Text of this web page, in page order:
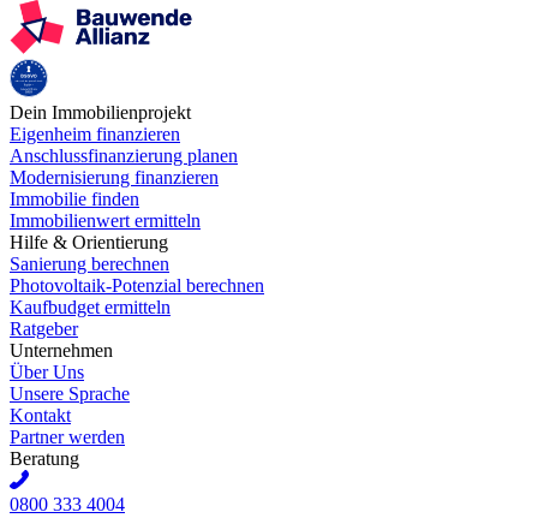
Dein Immobilienprojekt
Eigenheim finanzieren
Anschlussfinanzierung planen
Modernisierung finanzieren
Immobilie finden
Immobilienwert ermitteln
Hilfe & Orientierung
Sanierung berechnen
Photovoltaik-Potenzial berechnen
Kaufbudget ermitteln
Ratgeber
Unternehmen
Über Uns
Unsere Sprache
Kontakt
Partner werden
Beratung
0800 333 4004